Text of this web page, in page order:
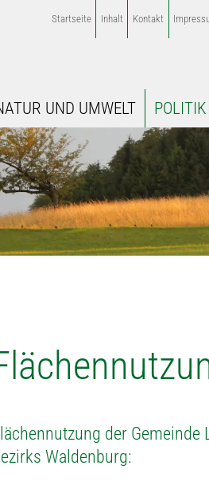
Startseite Inhalt Kontakt
UND UMWELT
der
Waldenburg: